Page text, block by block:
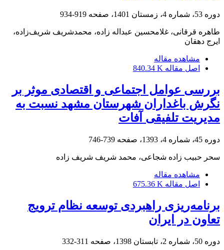
دوره 53، شماره 4، زمستان 1401، صفحه 919-934
طاهره قرقانی، غلامحسین عبداله زاده، محمدشریف شریف‌زاده،
ایرج دهقان
مشاهده مقاله
اصل مقاله 840.34 K
بررسی عوامل اجتماعی و اقتصادی موثر بر
نگرش باغداران شهرستان مشهد نسبت به
مدیریت تلفیقی آفات
دوره 45، شماره 4، 1393، صفحه 739-746
سحر حبیب زاده شجاعی، محمد شریف شریف زاده
مشاهده مقاله
اصل مقاله 675.36 K
برنامه‌ریزی راهبردی توسعه نظام ترویج
تعاون در ایران
دوره 50، شماره 2، تابستان 1398، صفحه 311-332